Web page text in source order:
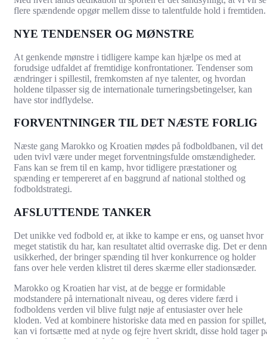
flere spændende opgør mellem disse to talentfulde hold i fremtiden.
NYE TENDENSER OG MØNSTRE
At genkende mønstre i tidligere kampe kan hjælpe os med at
forudsige udfaldet af fremtidige konfrontationer. Tendenser som
ændringer i spillestil, fremkomsten af nye talenter, og hvordan
holdene tilpasser sig de internationale turneringsbetingelser, kan
have stor indflydelse.
FORVENTNINGER TIL DET NÆSTE FORLIG
Næste gang Marokko og Kroatien mødes på fodboldbanen, vil det
uden tvivl være under meget forventningsfulde omstændigheder.
Fans kan se frem til en kamp, hvor tidligere præstationer og
spænding er tempereret af en baggrund af national stolthed og
fodboldstrategi.
AFSLUTTENDE TANKER
Det unikke ved fodbold er, at ikke to kampe er ens, og uanset hvor
meget statistik du har, kan resultatet altid overraske dig. Det er
usikkerhed, der bringer spænding til hver konkurrence og holder
fans over hele verden klistret til deres skærme eller stadionsæder.
Marokko og Kroatien har vist, at de begge er formidable
modstandere på internationalt niveau, og deres videre færd i
fodboldens verden vil blive fulgt nøje af entusiaster over hele
kloden. Ved at kombinere historiske data med en passion for spillet,
kan vi fortsætte med at nyde og fejre hvert skridt, disse hold tager